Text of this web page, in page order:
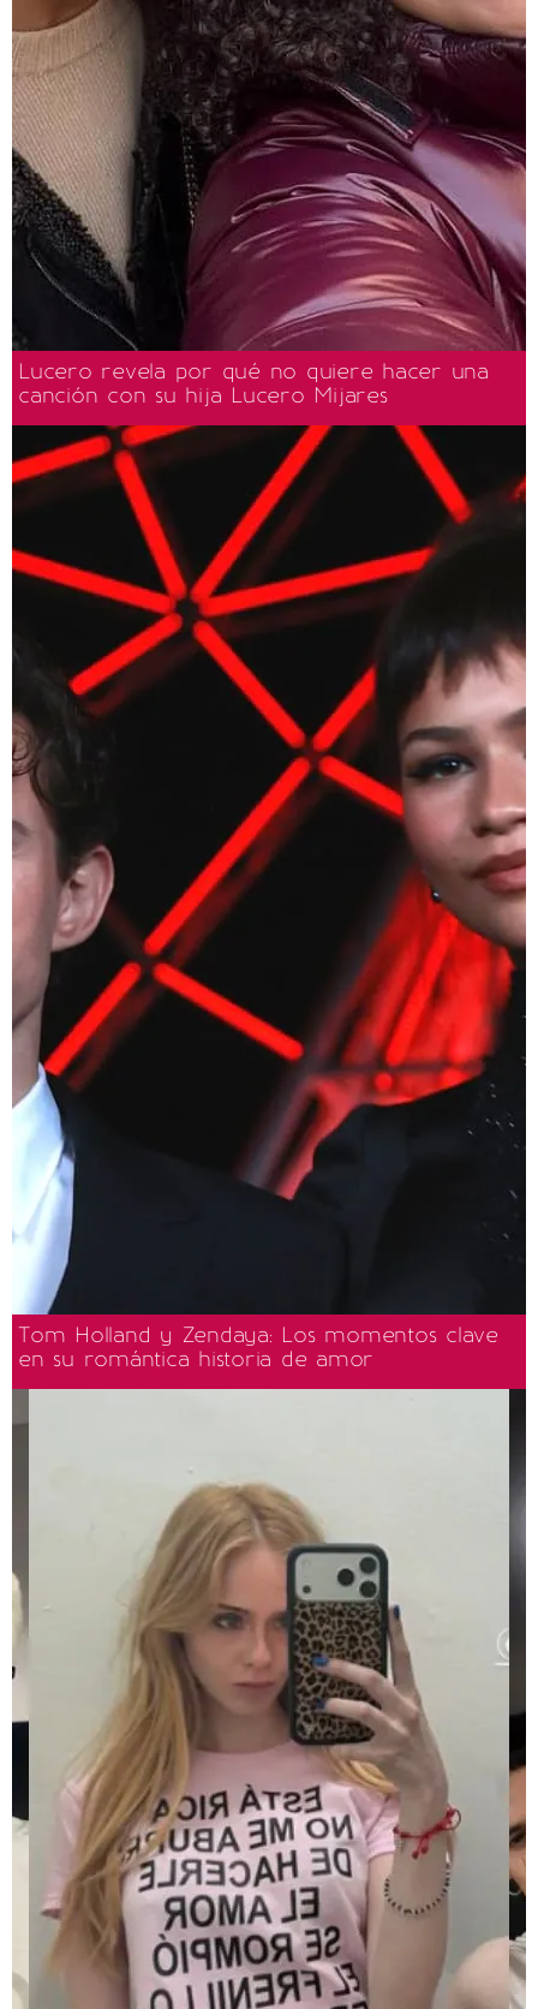
Lucero revela por qué no quiere hacer una
canción con su hija Lucero Mijares
Tom Holland y Zendaya: Los momentos clave
en su romántica historia de amor